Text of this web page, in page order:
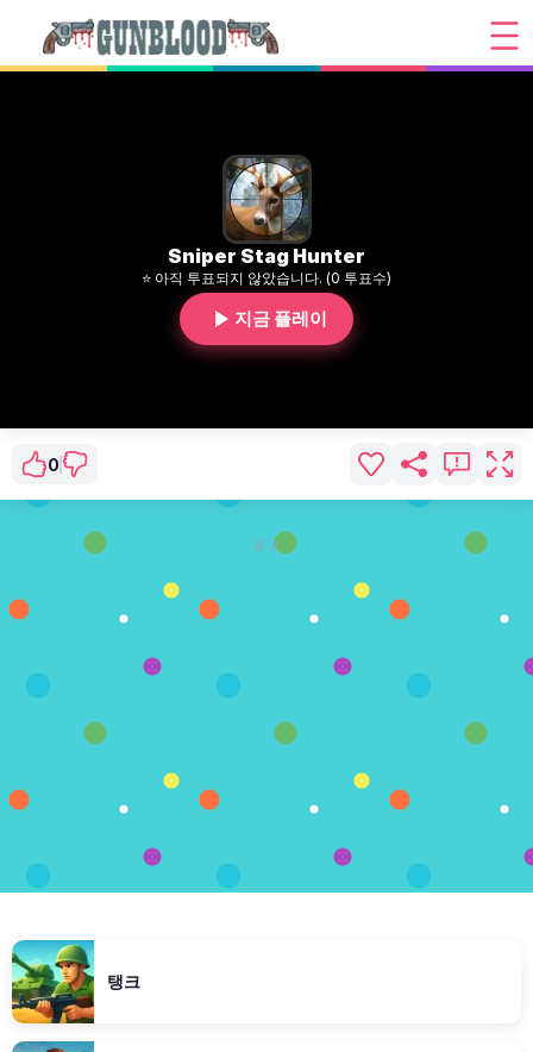
Sniper Stag Hunter
⭐ 아직 투표되지 않았습니다. (0 투표수)
지금 플레이
0
광고
탱크